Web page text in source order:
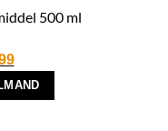
500 ml
Huidige
prijs
is: